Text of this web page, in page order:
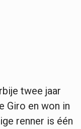
twee jaar
Giro en won in
renner is één